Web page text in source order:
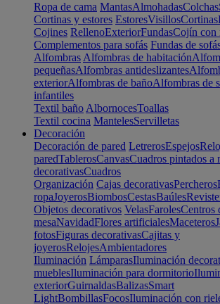
Ropa de cama MantasAlmohadasColchas
Cortinas y estores EstoresVisillosCortinas
Cojines RellenoExteriorFundasCojín con
Complementos para sofás Fundas de
Alfombras Alfombras de habitación
pequeñasAlfombras antideslizantes
exteriorAlfombras de bañoAlfombras de
infantiles
Textil baño AlbornocesToallas
Textil cocina MantelesServilletas
Decoración
Decoración de pared LetrerosEspejos
paredTablerosCanvasCuadros pintados a
decorativasCuadros
Organización Cajas decorativasPercheros
ropaJoyerosBiombosCestasBaúles
Objetos decorativos VelasFarolesCentros
mesaNavidadFlores artificialesMaceteros
fotosFiguras decorativasCajitas y
joyerosRelojesAmbientadores
Iluminación LámparasIluminación
mueblesIluminación para dormitorio
exteriorGuirnaldasBalizasSmart
LightBombillasFocosIluminación con